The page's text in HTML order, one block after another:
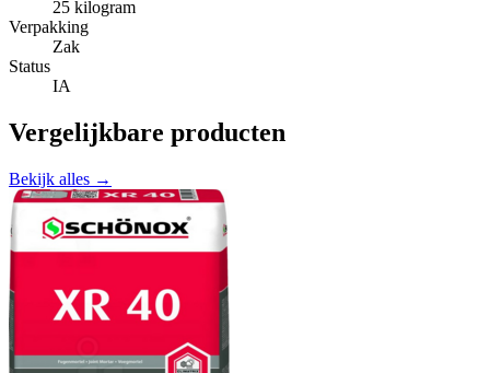
25 kilogram
Verpakking
Zak
Status
IA
Vergelijkbare producten
Bekijk alles →